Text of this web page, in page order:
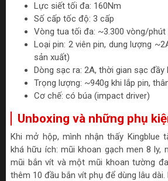
Lực siết tối đa: 160Nm
Số cấp tốc độ: 3 cấp
Vòng tua tối đa: ~3.300 vòng/phút
Loại pin: 2 viên pin, dung lượng
sản xuất)
Dòng sạc ra: 2A, thời gian sạc đầy
Trọng lượng: ~940g khi lắp pin,
Cơ chế: có búa (impact driver)
Unboxing và những phụ
Khi mở hộp, mình nhận thấy Kingblue
khá hữu ích: mũi khoan gạch men 8 ly,
mũi bắn vít và một mũi khoan tường
thêm 10 đầu bắn vít phụ để dùng lâu